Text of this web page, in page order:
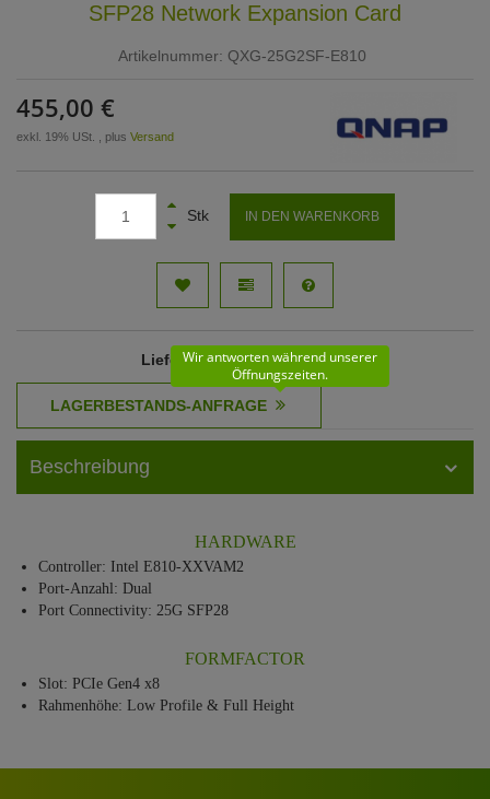
SFP28 Network Expansion Card
Artikelnummer: QXG-25G2SF-E810
455,00 €
exkl. 19% USt. , plus Versand
Stk IN DEN WARENKORB
Lieferzeit: 22 - 23 Werktage
Wir antworten während unserer
Öffnungszeiten.
Beschreibung
HARDWARE
Controller: Intel E810-XXVAM2
Port-Anzahl: Dual
Port Connectivity: 25G SFP28
FORMFACTOR
Slot: PCIe Gen4 x8
Rahmenhöhe: Low Profile & Full Height